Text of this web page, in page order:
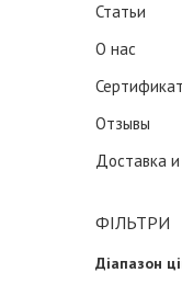
Статьи
О нас
Отзывы
Доставка
ФІЛЬТРИ
Діапазон